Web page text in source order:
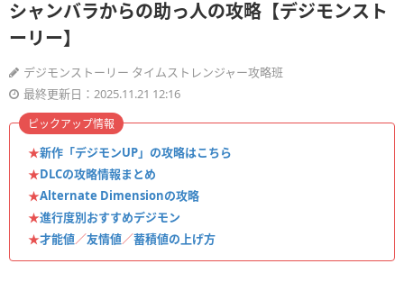
シャンバラからの助っ人の攻略【デジモンスト
ーリー】
デジモンストーリー タイムストレンジャー攻略班
最終更新日：2025.11.21 12:16
★新作「デジモンUP」の攻略はこちら
★DLCの攻略情報まとめ
★Alternate Dimensionの攻略
★進行度別おすすめデジモン
★才能値／友情値／蓄積値の上げ方
ピックアップ情報